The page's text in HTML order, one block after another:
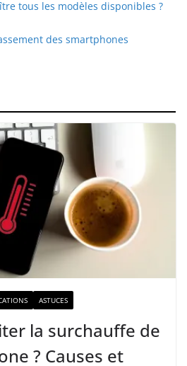
tous les modèles disponibles ?
des smartphones
ASTUCES
la surchauffe de
? Causes et